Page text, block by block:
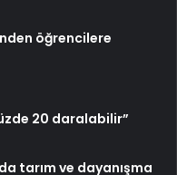
öğrencilere
20 daralabilir”
tarım ve dayanışma